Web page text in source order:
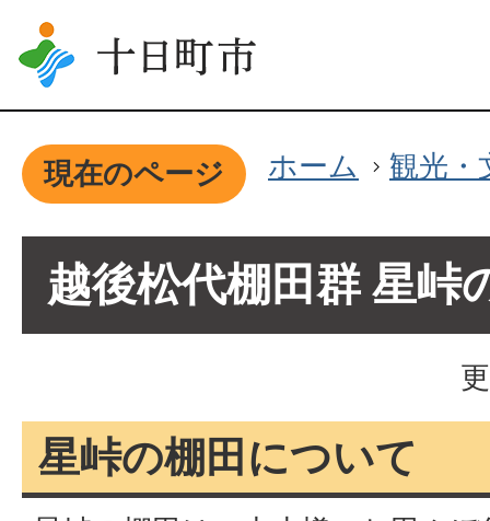
現在のページ ホーム 観光・
越後松代棚田群 星峠
星峠の棚田について